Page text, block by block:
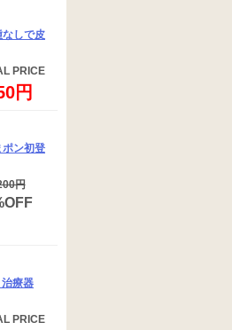
しで皮
PRICE
円
ン初登
円
療器
PRICE